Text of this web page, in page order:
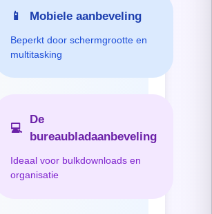
📱 Mobiele aanbeveling
Beperkt door schermgrootte en
multitasking
💻
De
bureaubladaanbeveling
Ideaal voor bulkdownloads en
organisatie